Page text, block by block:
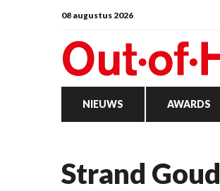
08 augustus 2026
NIEUWS AWARDS
Strand Goud